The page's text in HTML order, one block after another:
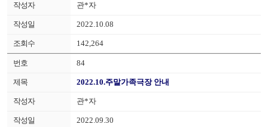
관*자
2022.10.08
142,264
84
2022.10.주말가족극장 안내
관*자
2022.09.30